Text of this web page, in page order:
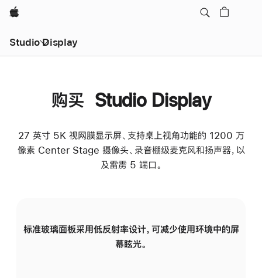
Apple
Studio Display
购买 Studio Display
27 英寸 5K 视网膜显示屏、支持桌上视角功能的 1200 万
像素 Center Stage 摄像头、录音棚级麦克风和扬声器，以
及雷雳 5 端口。
标准玻璃面板采用低反射率设计，可减少使用环境中的屏
幕眩光。